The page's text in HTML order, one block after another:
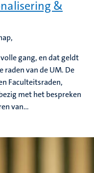
&
gang, en dat geldt
van de UM. De
Faculteitsraden,
met het bespreken
van...